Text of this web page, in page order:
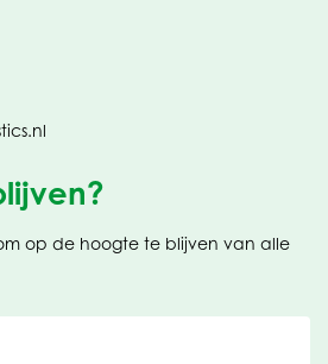
op de hoogte te blijven van alle